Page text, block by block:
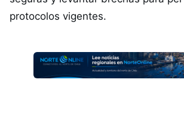
protocolos vigentes.